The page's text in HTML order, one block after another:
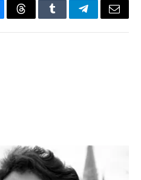
ThreadsTumblrTelegramEmail